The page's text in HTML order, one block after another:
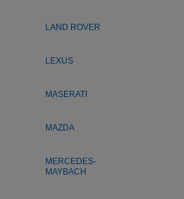
LAND ROVER
LEXUS
MASERATI
MAZDA
MERCEDES-
MAYBACH